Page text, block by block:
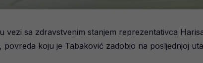
vezi sa zdravstvenim stanjem reprezentativca
koju je Tabaković zadobio na posljednjoj